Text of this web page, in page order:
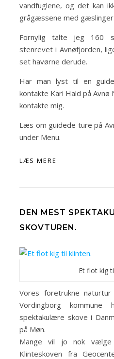
vandfuglene, og det kan
grågæssene med gæslinger.
Fornylig talte jeg 160
stenrevet i Avnøfjorden,
set havørne derude.
Har man lyst til en
kontakte Kari Hald på Avnø
kontakte mig.
Læs om guidede ture på
under Menu.
LÆS MERE
DEN MEST
SKOVTUREN.
Et flot kig
Vores foretrukne
Vordingborg
spektakulære skove i
på Møn.
Mange vil jo nok
Klinteskoven fra